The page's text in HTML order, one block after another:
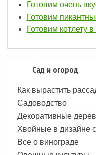
Готовим очень
Готовим
Готовим котлету
Сад и огород
Как вырастить
Садоводство
Декоративные
Хвойные в дизайне
Все о винограде